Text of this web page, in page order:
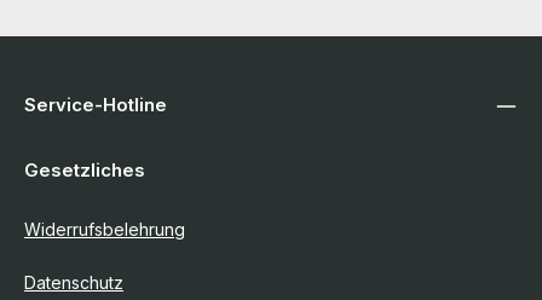
Service-Hotline
Gesetzliches
Widerrufsbelehrung
Datenschutz